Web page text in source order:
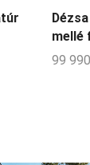
mellé
99 990